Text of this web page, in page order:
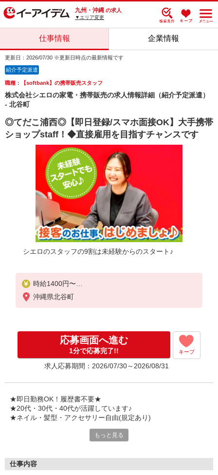
九州・沖縄 の求人
▼エリア変更
仕事情報 企業情報
更新日：2026/07/30 ※更新日時点の最新情報です
紹介予定派遣
職種：【softbank】の携帯販売スタッフ
株式会社シエロの家電・携帯販売の求人情報詳細（紹介予定派遣）
- 北谷町
◎てだこ浦西◎【即日登録/スマホ面接OK】大手携帯
ショップstaff！◆直接雇用を目指すチャンスです
シエロのスタッフの9割は未経験からのスタート♪
時給1400円〜
※バイリンガル手当・資格手当別途あり
※残業代支給
゜+゜・。○。・゜+゜・。○。・゜+゜
入社祝い金10万円支給(規定有)
お友達を紹介頂くと,
インセンティブ支給(規定有)
★月2回払い・週払い可能（規程有）★
゜・。○。・゜+゜・。○。・゜+゜
沖縄県北谷町
応募画面へ進む
1分で応募完了!! キープ
求人応募期間：2026/07/30～2026/08/31
★即日勤務OK！履歴書不要★
★20代・30代・40代が活躍しています♪
★ネイル・髪型・アクセサリー自由(規定あり)
でも心配ご無用！
もっと見る
仕事内容